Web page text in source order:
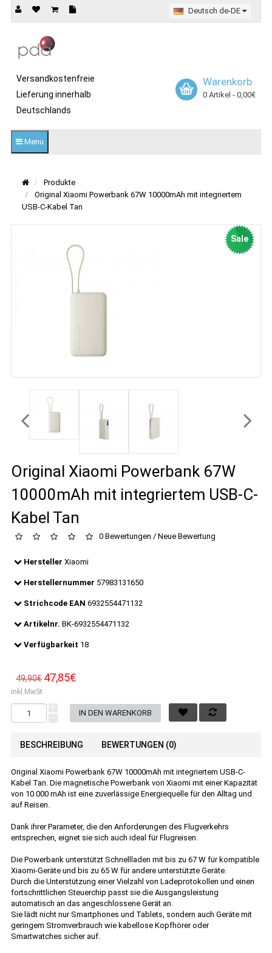
Deutsch de-DE
Versandkostenfreie
Lieferung innerhalb
Deutschlands
Warenkorb
0 Artikel - 0,00€
Menu
Produkte
Original Xiaomi Powerbank 67W 10000mAh mit integriertem
USB-C-Kabel Tan
Sale
Original Xiaomi Powerbank 67W
10000mAh mit integriertem USB-C-
Kabel Tan
0 Bewertungen / Neue Bewertung
Hersteller Xiaomi
Herstellernummer 57983131650
Strichcode EAN 6932554471132
Artikelnr. BK-6932554471132
Verfügbarkeit 18
49,90€ 47,85€
inkl.MwSt
BESCHREIBUNG BEWERTUNGEN (0)
Original Xiaomi Powerbank 67W 10000mAh mit integriertem USB-C-
Kabel Tan. Die magnetische Powerbank von Xiaomi mit einer Kapazität
von 10.000 mAh ist eine zuverlässige Energiequelle für den Alltag und
auf Reisen.
Dank ihrer Parameter, die den Anforderungen des Flugverkehrs
entsprechen, eignet sie sich auch ideal für Flugreisen.
Die Powerbank unterstützt Schnellladen mit bis zu 67 W für kompatible
Xiaomi-Geräte und bis zu 65 W für andere unterstützte Geräte.
Durch die Unterstützung einer Vielzahl von Ladeprotokollen und einen
fortschrittlichen Steuerchip passt sie die Ausgangsleistung
automatisch an das angeschlossene Gerät an.
Sie lädt nicht nur Smartphones und Tablets, sondern auch Geräte mit
geringem Stromverbrauch wie kabellose Kopfhörer oder
Smartwatches sicher auf.